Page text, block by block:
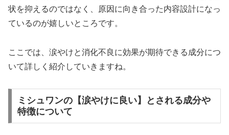
状を抑えるのではなく、原因に向き合った内容設計になっ
ているのが嬉しいところです。
ここでは、涙やけと消化不良に効果が期待できる成分につ
いて詳しく紹介していきますね。
ミシュワンの【涙やけに良い】とされる成分や
特徴について